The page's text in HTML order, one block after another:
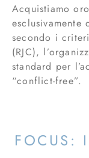
Acquistiamo
secondo i
(RJC),
standard per
“conflict-free”.
FOCUS: